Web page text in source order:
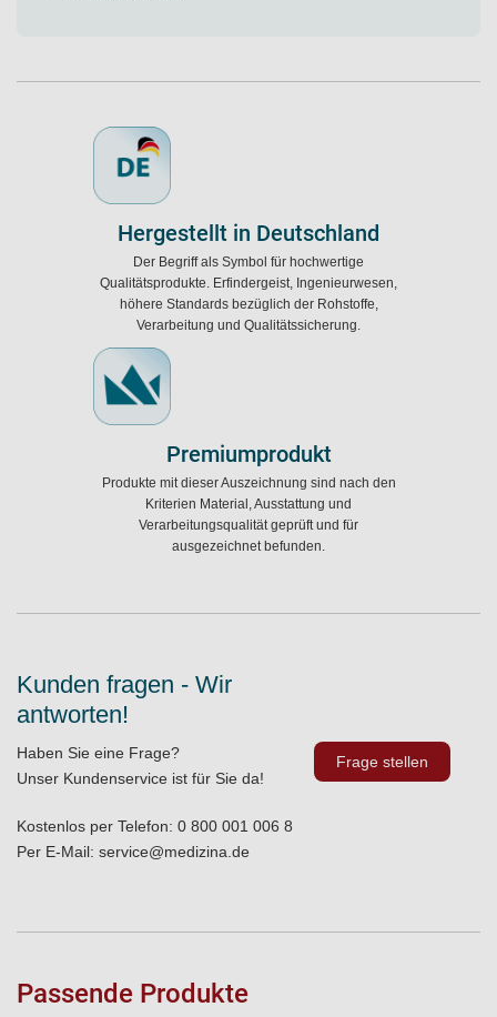
Hergestellt in Deutschland
Der Begriff als Symbol für hochwertige
Qualitätsprodukte. Erfindergeist, Ingenieurwesen,
höhere Standards bezüglich der Rohstoffe,
Verarbeitung und Qualitätssicherung.
Premiumprodukt
Produkte mit dieser Auszeichnung sind nach den
Kriterien Material, Ausstattung und
Verarbeitungsqualität geprüft und für
ausgezeichnet befunden.
Kunden fragen - Wir
antworten!
Haben Sie eine Frage?
Unser Kundenservice ist für Sie da!
Kostenlos per Telefon: 0 800 001 006 8
Per E-Mail: service@medizina.de
Frage stellen
Passende Produkte